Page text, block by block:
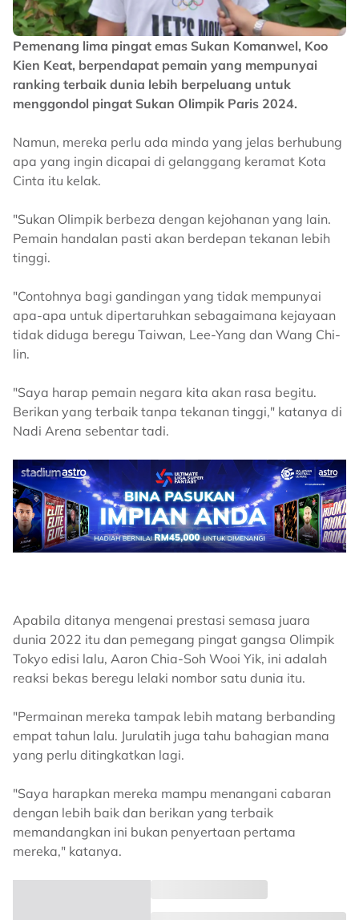
Pemenang lima pingat emas Sukan Komanwel, Koo
Kien Keat, berpendapat pemain yang mempunyai
ranking terbaik dunia lebih berpeluang untuk
menggondol pingat Sukan Olimpik Paris 2024.
Namun, mereka perlu ada minda yang jelas berhubung
apa yang ingin dicapai di gelanggang keramat Kota
Cinta itu kelak.
"Sukan Olimpik berbeza dengan kejohanan yang lain.
Pemain handalan pasti akan berdepan tekanan lebih
tinggi.
"Contohnya bagi gandingan yang tidak mempunyai
apa-apa untuk dipertaruhkan sebagaimana kejayaan
tidak diduga beregu Taiwan, Lee-Yang dan Wang Chi-
lin.
"Saya harap pemain negara kita akan rasa begitu.
Berikan yang terbaik tanpa tekanan tinggi," katanya di
Nadi Arena sebentar tadi.
Apabila ditanya mengenai prestasi semasa juara
dunia 2022 itu dan pemegang pingat gangsa Olimpik
Tokyo edisi lalu, Aaron Chia-Soh Wooi Yik, ini adalah
reaksi bekas beregu lelaki nombor satu dunia itu.
"Permainan mereka tampak lebih matang berbanding
empat tahun lalu. Jurulatih juga tahu bahagian mana
yang perlu ditingkatkan lagi.
"Saya harapkan mereka mampu menangani cabaran
dengan lebih baik dan berikan yang terbaik
memandangkan ini bukan penyertaan pertama
mereka," katanya.